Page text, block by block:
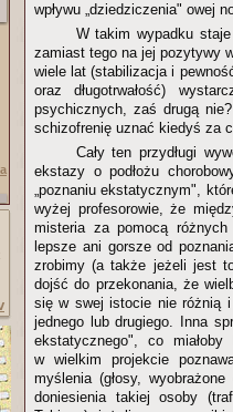
wpływu „dziedziczenia" owej
W takim wypadku
zamiast tego na jej pozytywy
wiele lat (stabilizacja i
oraz długotrwałość)
psychicznych, zaś drugą
schizofrenię uznać kiedyś za
Cały ten przydługi
ekstazy o podłożu
„poznaniu ekstatycznym",
wyżej profesorowie, że
misteria za pomocą
lepsze ani gorsze od
zrobimy (a także jeżeli jest
dojść do przekonania, że
się w swej istocie nie różnią i
jednego lub drugiego. Inna
ekstatycznego", co
w wielkim projekcie
myślenia (głosy,
doniesienia takiej osoby